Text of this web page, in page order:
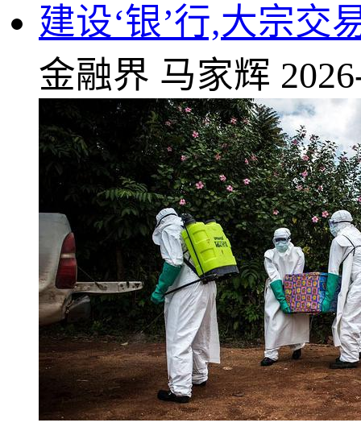
建设‘银’行,大宗交
金融界 马家辉